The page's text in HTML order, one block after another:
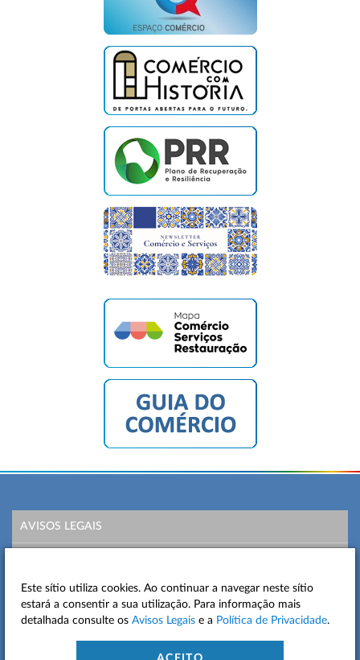
AVISOS LEGAIS
MAPA DO SITE
CONTACTOS
Este sítio utiliza cookies. Ao continuar a navegar neste sítio
estará a consentir a sua utilização. Para informação mais
detalhada consulte os Avisos Legais e a Política de Privacidade.